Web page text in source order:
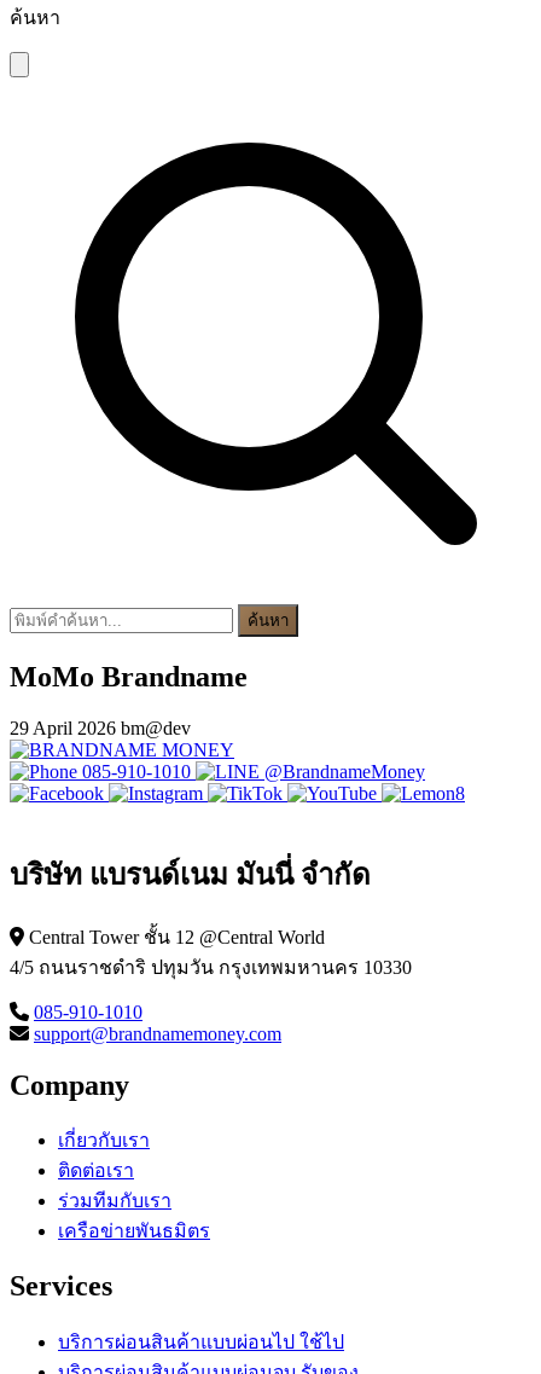
ค้นหา
ค้นหา
MoMo Brandname
29 April 2026 bm@dev
085-910-1010 @BrandnameMoney
บริษัท แบรนด์เนม มันนี่ จำกัด
Central Tower ชั้น 12 @Central World
4/5 ถนนราชดำริ ปทุมวัน กรุงเทพมหานคร 10330
085-910-1010
support@brandnamemoney.com
Company
เกี่ยวกับเรา
ติดต่อเรา
ร่วมทีมกับเรา
เครือข่ายพันธมิตร
Services
บริการผ่อนสินค้าแบบผ่อนไป ใช้ไป